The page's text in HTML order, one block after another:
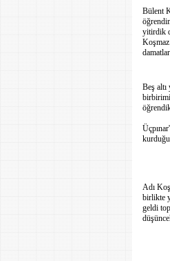
Bülent
yitirdik
Koşmaz
Beş altı
Adı
birlikte
geldi